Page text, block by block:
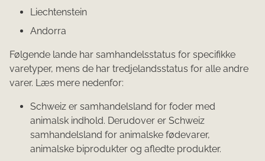
Liechtenstein
Andorra
Følgende lande har samhandelsstatus for specifikke
varetyper, mens de har tredjelandsstatus for alle andre
varer. Læs mere nedenfor:
Schweiz er samhandelsland for foder med
animalsk indhold. Derudover er Schweiz
samhandelsland for animalske fødevarer,
animalske biprodukter og afledte produkter.